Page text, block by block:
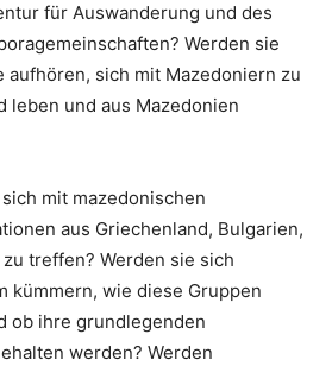
für Auswanderung und des
Werden sie
aufhören, sich mit Mazedoniern zu
leben und aus Mazedonien
mit mazedonischen
aus Griechenland, Bulgarien,
treffen? Werden sie sich
kümmern, wie diese Gruppen
ob ihre grundlegenden
werden? Werden